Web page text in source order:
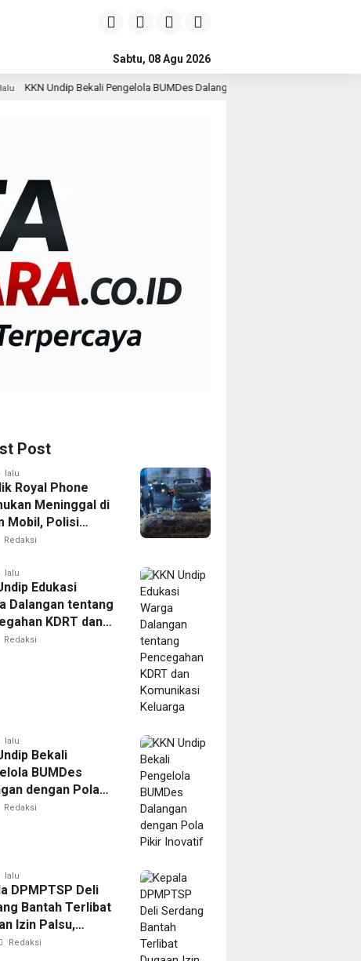
Sabtu, 08 Agu 2026
BUMDes Dalangan dengan Pola Pikir Inovatif
Post
lalu
Royal Phone
Meninggal di
Mobil, Polisi
Dugaan
Redaksi
lalu
Edukasi
Dalangan tentang
KDRT dan
Keluarga
Redaksi
lalu
Bekali
BUMDes
dengan Pola
Redaksi
lalu
DPMPTSP Deli
Bantah Terlibat
Izin Palsu,
Proses
Redaksi